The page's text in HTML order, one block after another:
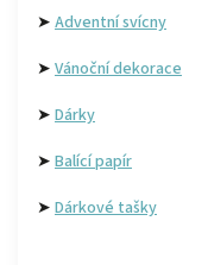
➤ Adventní svícny
➤ Vánoční dekorace
➤ Dárky
➤ Balící papír
➤ Dárkové tašky